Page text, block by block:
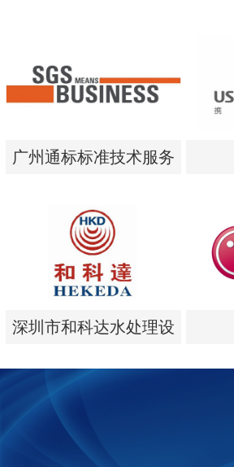
广州通标标准技术服务
广州通标标准技术服务
有限公司
深圳市和科达水处理设
深圳市和科达水处理设
备有限公司